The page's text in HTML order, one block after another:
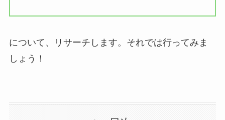
について、リサーチします。それでは行ってみま
しょう！